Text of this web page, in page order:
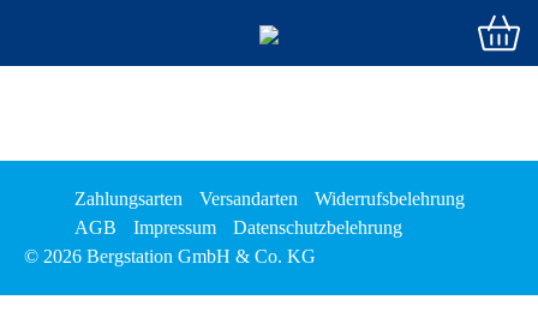
Zahlungsarten Versandarten
Widerrufsbelehrung
AGB
Impressum
Datenschutzbelehrung
© 2026 Bergstation GmbH & Co. KG